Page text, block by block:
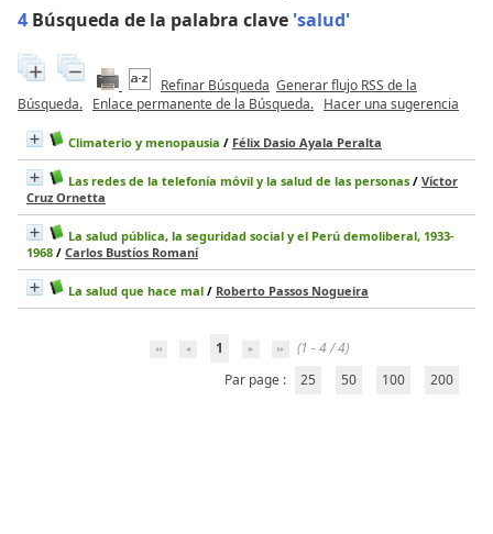
4 Búsqueda de la palabra clave 'salud'
Refinar Búsqueda Generar flujo RSS de la
Búsqueda. Enlace permanente de la Búsqueda. Hacer una sugerencia
Climaterio y menopausia / Félix Dasio Ayala Peralta
Las redes de la telefonía móvil y la salud de las personas / Víctor
Cruz Ornetta
La salud pública, la seguridad social y el Perú demoliberal, 1933-
1968 / Carlos Bustíos Romaní
La salud que hace mal / Roberto Passos Nogueira
1
(1 - 4 / 4)
Par page :
25 50 100 200